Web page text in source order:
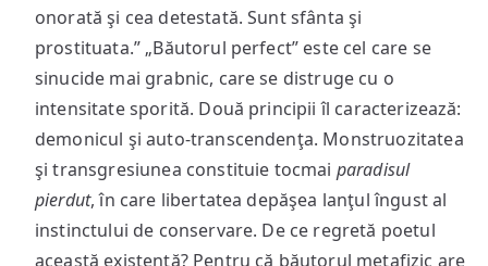
onorată şi cea detestată. Sunt sfânta şi
prostituata.” „Băutorul perfect” este cel care se
sinucide mai grabnic, care se distruge cu o
intensitate sporită. Două principii îl caracterizează:
demonicul şi auto-transcendenţa. Monstruozitatea
şi transgresiunea constituie tocmai paradisul
pierdut, în care libertatea depăşea lanţul îngust al
instinctului de conservare. De ce regretă poetul
această existenţă? Pentru că băutorul metafizic are